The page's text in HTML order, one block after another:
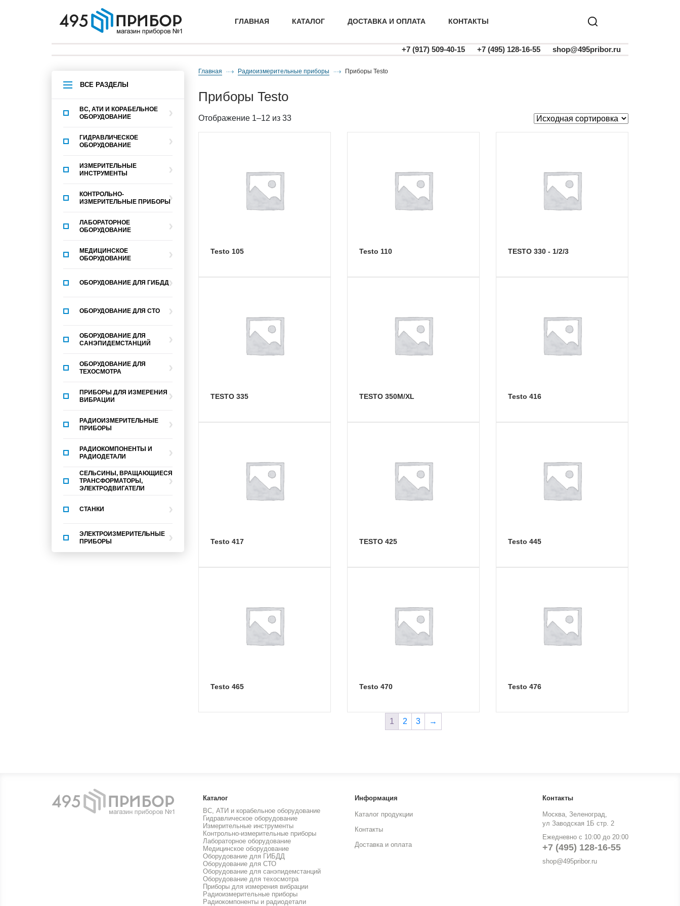
ГЛАВНАЯ КАТАЛОГ ДОСТАВКА И ОПЛАТА КОНТАКТЫ
+7 (917) 509-40-15 +7 (495) 128-16-55 shop@495pribor.ru
ВСЕ РАЗДЕЛЫ
ВС, АТИ И КОРАБЕЛЬНОЕ
ОБОРУДОВАНИЕ
ГИДРАВЛИЧЕСКОЕ
ОБОРУДОВАНИЕ
ИЗМЕРИТЕЛЬНЫЕ
ИНСТРУМЕНТЫ
КОНТРОЛЬНО-
ИЗМЕРИТЕЛЬНЫЕ ПРИБОРЫ
ЛАБОРАТОРНОЕ
ОБОРУДОВАНИЕ
МЕДИЦИНСКОЕ
ОБОРУДОВАНИЕ
ОБОРУДОВАНИЕ ДЛЯ ГИБДД
ОБОРУДОВАНИЕ ДЛЯ СТО
ОБОРУДОВАНИЕ ДЛЯ
САНЭПИДЕМСТАНЦИЙ
ОБОРУДОВАНИЕ ДЛЯ
ТЕХОСМОТРА
ПРИБОРЫ ДЛЯ ИЗМЕРЕНИЯ
ВИБРАЦИИ
РАДИОИЗМЕРИТЕЛЬНЫЕ
ПРИБОРЫ
РАДИОКОМПОНЕНТЫ И
РАДИОДЕТАЛИ
СЕЛЬСИНЫ, ВРАЩАЮЩИЕСЯ
ТРАНСФОРМАТОРЫ,
ЭЛЕКТРОДВИГАТЕЛИ
СТАНКИ
ЭЛЕКТРОИЗМЕРИТЕЛЬНЫЕ
ПРИБОРЫ
Главная Радиоизмерительные приборы приборы Testo
приборы Testo
Отображение 1–12 из 33
testo 105 testo 110 TESTO 330 - 1/2/3
TESTO 335 TESTO 350М/ХL testo 416
testo 417 TESTO 425 Testo 445
testo 465 Testo 470 testo 476
1 2 3 →
Каталог
ВС, АТИ и корабельное оборудование
Гидравлическое оборудование
Измерительные инструменты
Контрольно-измерительные приборы
Лабораторное оборудование
Медицинское оборудование
Оборудование для ГИБДД
Оборудование для СТО
Оборудование для санэпидемстанций
Оборудование для техосмотра
Приборы для измерения вибрации
Радиоизмерительные приборы
Радиокомпоненты и радиодетали
Информация
Каталог продукции
Контакты
Доставка и оплата
Контакты
Москва, Зеленоград,
ул Заводская 1Б стр. 2
Ежедневно с 10:00 до 20:00
+7 (495) 128-16-55
shop@495pribor.ru